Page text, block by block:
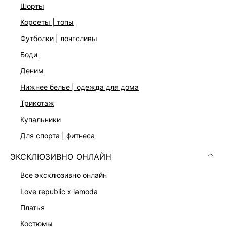
шорты
корсеты | топы
футболки | лонгсливы
боди
деним
нижнее белье | одежда для дома
трикотаж
купальники
для спорта | фитнеса
ЭКСКЛЮЗИВНО ОНЛАЙН
все эксклюзивно онлайн
love republic x lamoda
платья
костюмы
ДОСТАВКА И ВОЗВРАТ
Подробные условия доставки и возврата
КОМПАНИЯ
КЛИЕНТАМ